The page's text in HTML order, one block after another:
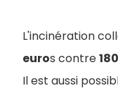
L'incinération
euros contre180
Il est aussi